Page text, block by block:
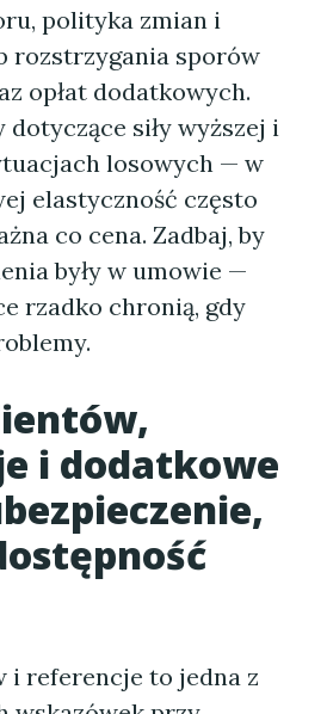
polityka zmian i
rozstrzygania sporów
opłat dodatkowych.
dotyczące siły wyższej i
losowych — w
elastyczność często
co cena. Zadbaj, by
były w umowie —
rzadko chronią, gdy
i dodatkowe
i referencje to jedna z